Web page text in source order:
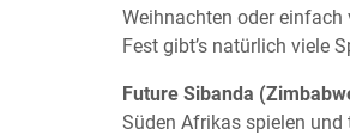
Weihnachten oder
Fest gibt’s natürlich viele
Future Sibanda
Süden Afrikas spielen